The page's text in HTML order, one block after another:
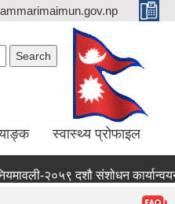
स्वास्थ्य प्रोफाइल
२०५९ दशौ संशोधन कार्यान्वयन